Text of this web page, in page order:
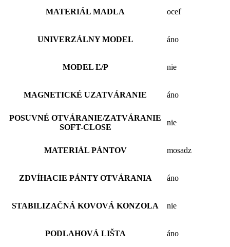
MATERIÁL MADLA oceľ
UNIVERZÁLNY MODEL áno
MODEL Ľ/P nie
MAGNETICKÉ UZATVÁRANIE áno
POSUVNÉ OTVÁRANIE/ZATVÁRANIE
SOFT-CLOSE
nie
MATERIÁL PÁNTOV mosadz
ZDVÍHACIE PÁNTY OTVÁRANIA áno
STABILIZAČNÁ KOVOVÁ KONZOLA nie
PODLAHOVÁ LIŠTA áno